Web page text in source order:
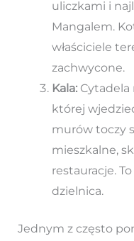
uliczkami i
Mangalem.
właściciele
zachwycone.
Kala:Cytadela
której
murów toczy
mieszkalne,
restauracje.
dzielnica.
Jednym z często